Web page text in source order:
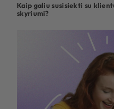
Kaip galiu susisiekti su
skyriumi?